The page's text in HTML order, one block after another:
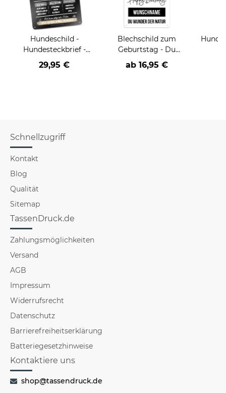
Hundeschild -
Hundesteckbrief -
mit Foto und Daten
29,95 €
Blechschild zum
Geburtstag - Du
wirst schon wieder
29? Happy Birthday -
ab 16,95 €
Schnellzugriff
Kontakt
Blog
Qualität
Sitemap
TassenDruck.de
Zahlungsmöglichkeiten
Versand
AGB
Impressum
Widerrufsrecht
Datenschutz
Barrierefreiheitserklärung
Batteriegesetzhinweise
Kontaktiere uns
shop@tassendruck.de